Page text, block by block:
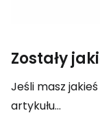
Zostały
Jeśli masz
artykułu...